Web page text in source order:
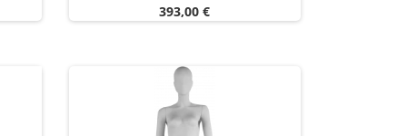
Preis
393,00 €